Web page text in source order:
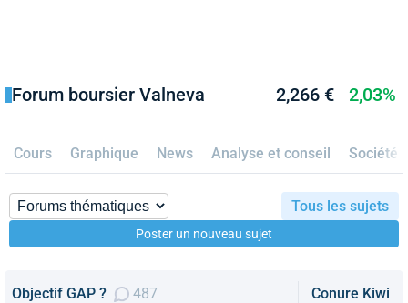
Forum boursier Valneva 2,266 € 2,03%
Cours Graphique News Analyse et conseil Société
Tous les sujets
Poster un nouveau sujet
Objectif GAP ? 487 Conure Kiwi